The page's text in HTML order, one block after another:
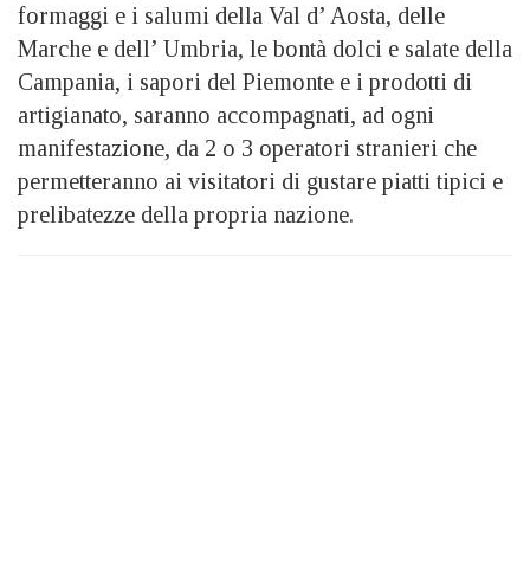
formaggi e i salumi della Val d’ Aosta, delle
Marche e dell’ Umbria, le bontà dolci e salate della
Campania, i sapori del Piemonte e i prodotti di
artigianato, saranno accompagnati, ad ogni
manifestazione, da 2 o 3 operatori stranieri che
permetteranno ai visitatori di gustare piatti tipici e
prelibatezze della propria nazione.